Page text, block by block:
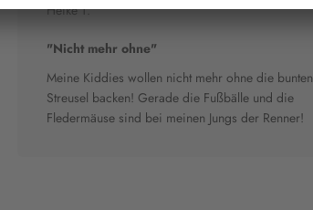
Heike T.
"Nicht mehr ohne"
Meine Kiddies wollen nicht mehr ohne die bunten
Streusel backen! Gerade die Fußbälle und die
Fledermäuse sind bei meinen Jungs der Renner!